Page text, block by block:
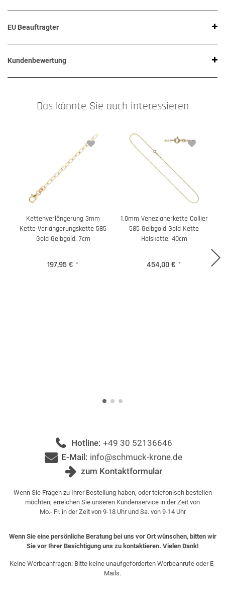
EU Beauftragter
Kundenbewertung
Das könnte Sie auch interessieren
Kettenverlängerung 3mm
Kette Verlängerungskette 585
Gold Gelbgold, 7cm
197,95 € *
1,0mm Venezianerkette Collier
585 Gelbgold Gold Kette
Halskette, 40cm
454,00 € *
Hotline: +49 30 52136646
E-Mail: info@schmuck-krone.de
zum Kontaktformular
Wenn Sie Fragen zu Ihrer Bestellung haben, oder telefonisch bestellen
möchten, erreichen Sie unseren Kundenservice in der Zeit von
Mo.- Fr. in der Zeit von 9-18 Uhr und Sa. von 9-14 Uhr
Wenn Sie eine persönliche Beratung bei uns vor Ort wünschen, bitten wir
Sie vor Ihrer Besichtigung uns zu kontaktieren. Vielen Dank!
Keine Werbeanfragen: Bitte keine unaufgeforderten Werbeanrufe oder E-
Mails.